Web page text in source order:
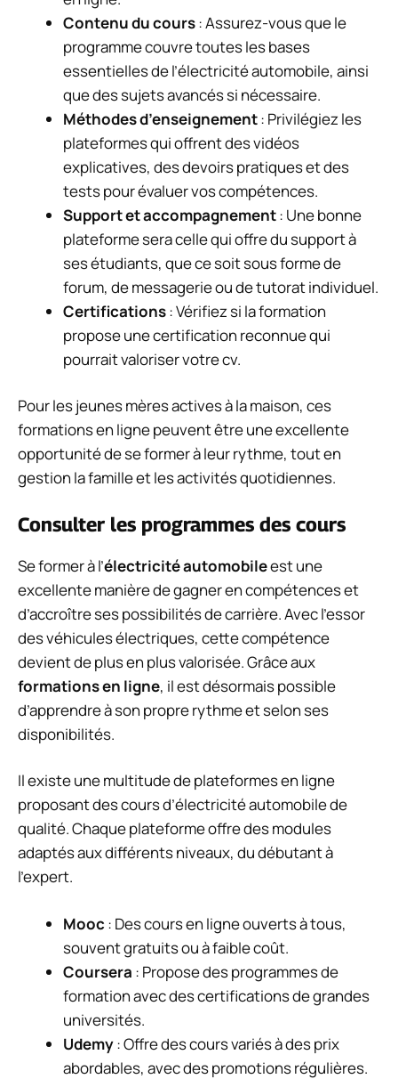
Contenu du cours: Assurez-vous que le
programme couvre toutes les bases
essentielles de l’électricité automobile, ainsi
que des sujets avancés si nécessaire.
Méthodes d’enseignement: Privilégiez les
plateformes qui offrent des vidéos
explicatives, des devoirs pratiques et des
tests pour évaluer vos compétences.
Support et accompagnement: Une bonne
plateforme sera celle qui offre du support à
ses étudiants, que ce soit sous forme de
forum, de messagerie ou de tutorat individuel.
Certifications: Vérifiez si la formation
propose une certification reconnue qui
pourrait valoriser votre cv.
Pour les jeunes mères actives à la maison, ces
formations en ligne peuvent être une excellente
opportunité de se former à leur rythme, tout en
gestion la famille et les activités quotidiennes.
Consulter les programmes des cours
Se former à l’électricité automobileest une
excellente manière de gagner en compétences et
d’accroître ses possibilités de carrière. Avec l’essor
des véhicules électriques, cette compétence
devient de plus en plus valorisée. Grâce aux
formations en ligne, il est désormais possible
d’apprendre à son propre rythme et selon ses
disponibilités.
Il existe une multitude de plateformes en ligne
proposant des cours d’électricité automobile de
qualité. Chaque plateforme offre des modules
adaptés aux différents niveaux, du débutant à
l’expert.
Mooc : Des cours en ligne ouverts à tous,
souvent gratuits ou à faible coût.
Coursera : Propose des programmes de
formation avec des certifications de grandes
universités.
Udemy: Offre des cours variés à des prix
abordables, avec des promotions régulières.